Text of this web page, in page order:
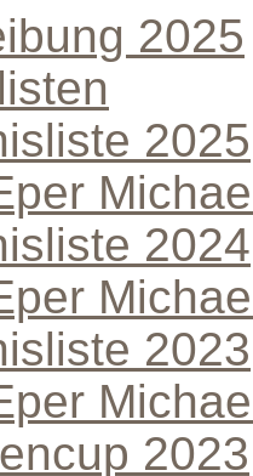
2025
2025
2024
2023
2023